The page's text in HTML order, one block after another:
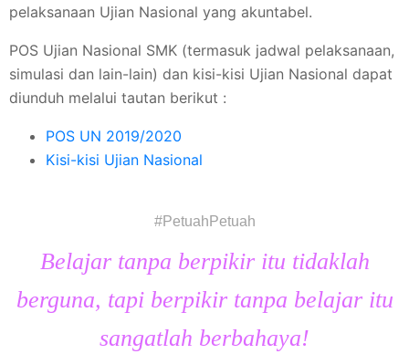
pelaksanaan Ujian Nasional yang akuntabel.
POS Ujian Nasional SMK (termasuk jadwal pelaksanaan,
simulasi dan lain-lain) dan kisi-kisi Ujian Nasional dapat
diunduh melalui tautan berikut :
POS UN 2019/2020
Kisi-kisi Ujian Nasional
#PetuahPetuah
Belajar tanpa berpikir itu tidaklah
berguna, tapi berpikir tanpa belajar itu
sangatlah berbahaya!